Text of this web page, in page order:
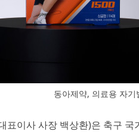
동아제약, 의료용 자기
표이사 사장 백상환)은 축구